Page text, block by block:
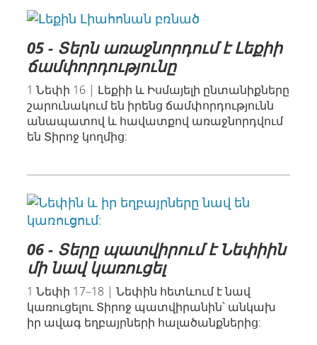
05 - Տերն առաջնորդում է Լեքիի
ճամփորդությունը
1 Նեփի 16 | Լեքիի և Իսմայելի ընտանիքները
շարունակում են իրենց ճամփորդությունն
անապատով և հավատքով առաջնորդվում
են Տիրոջ կողմից:
06 - Տերը պատվիրում է Նեփիին
մի նավ կառուցել
1 Նեփի 17–18 | Նեփին հետևում է նավ
կառուցելու Տիրոջ պատվիրանին՝ անկախ
իր ավագ եղբայրների հալածանքներից: